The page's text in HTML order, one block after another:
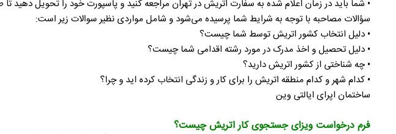
• شما باید در زمان اعلام شده به سفارت اتریش در تهران مراجعه کنید و پاسپورت خود را تحویل دهید تا طی 2 الی 3 هفته بعد، ویزای ویزای 6 ماهه کاریابی اتریش برای شما در پاسپورتتان
سؤالات مصاحبه با توجه به شرایط شما پرسیده می‌شود و شامل مواردی نظیر سوالات زیر است:
• دلیل انتخاب کشور اتریش توسط شما چیست؟
• دلیل تحصیل و اخذ مدرک در مورد رشته اقدامی شما چیست؟
• چه شناختی از کشور اتریش دارید؟
• کدام شهر و کدام منطقه اتریش را برای کار و زندگی انتخاب کرده اید و چرا؟
ساختمان اپرای ایالتی وین
فرم درخواست ویزای جستجوی کار اتریش چیست؟